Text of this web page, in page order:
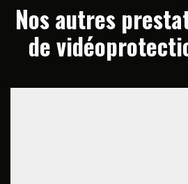
Nos autres
de